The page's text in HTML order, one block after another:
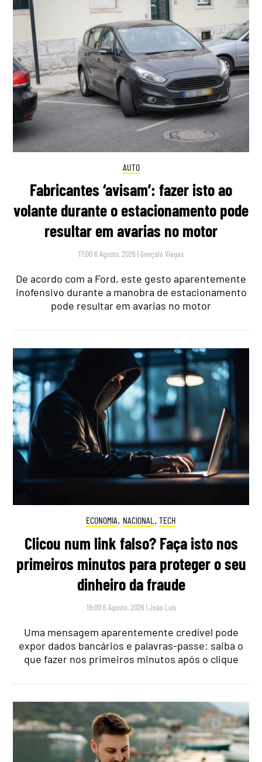
AUTO
Fabricantes ‘avisam’: fazer isto ao
volante durante o estacionamento pode
resultar em avarias no motor
17:00 6 Agosto, 2026 | Gonçalo Viegas
De acordo com a Ford, este gesto aparentemente
inofensivo durante a manobra de estacionamento
pode resultar em avarias no motor
ECONOMIA, NACIONAL , TECH
Clicou num link falso? Faça isto nos
primeiros minutos para proteger o seu
dinheiro da fraude
18:00 6 Agosto, 2026 |João Luís
Uma mensagem aparentemente credível pode
expor dados bancários e palavras-passe: saiba o
que fazer nos primeiros minutos após o clique